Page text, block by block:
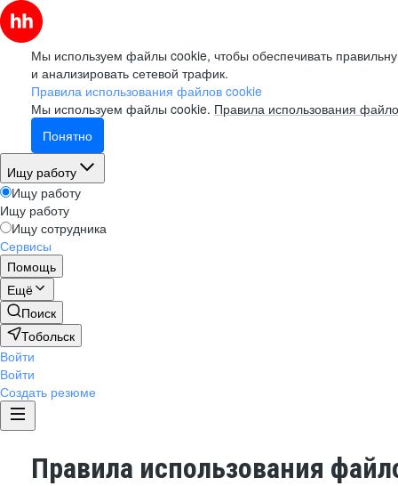
Мы используем файлы cookie, чтобы обеспечивать
и анализировать сетевой трафик.
Правила использования файлов cookie
Мы используем файлы cookie. Правила использования
Понятно
Ищу работу
Ищу работу
Ищу работу
Ищу сотрудника
Сервисы
Помощь
Ещё
Поиск
Тобольск
Войти
Войти
Создать резюме
Правила использования